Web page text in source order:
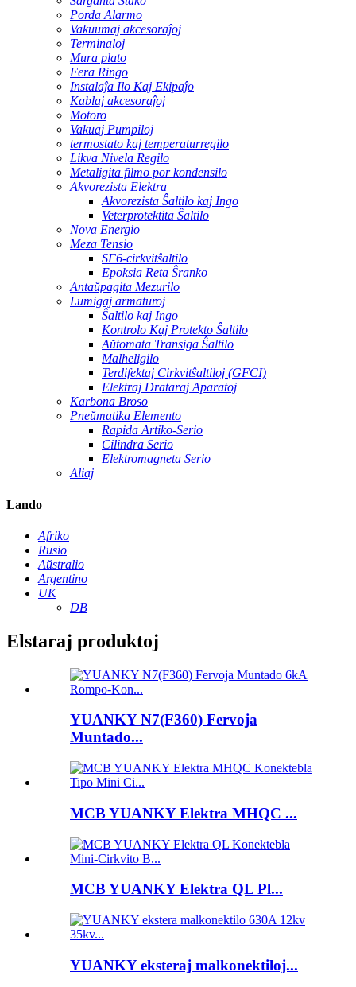
Porda Alarmo
Vakuumaj akcesoraĵoj
Terminaloj
Mura plato
Fera Ringo
Instalaĵa Ilo Kaj Ekipaĵo
Kablaj akcesoraĵoj
Motoro
Vakuaj Pumpiloj
termostato kaj temperaturregilo
Likva Nivela Regilo
Metaligita filmo por kondensilo
Akvorezista Elektra
Akvorezista Ŝaltilo kaj Ingo
Veterprotektita Ŝaltilo
Nova Energio
Meza Tensio
SF6-cirkvitŝaltilo
Epoksia Reta Ŝranko
Antaŭpagita Mezurilo
Lumigaj armaturoj
Ŝaltilo kaj Ingo
Kontrolo Kaj Protekto Ŝaltilo
Aŭtomata Transiga Ŝaltilo
Malheligilo
Terdifektaj Cirkvitŝaltiloj (GFCI)
Elektraj Drataraj Aparatoj
Karbona Broso
Pneŭmatika Elemento
Rapida Artiko-Serio
Cilindra Serio
Elektromagneta Serio
Aliaj
Lando
Afriko
Rusio
Aŭstralio
Argentino
UK
DB
Elstaraj produktoj
YUANKY N7(F360) Fervoja
Muntado...
MCB YUANKY Elektra MHQC ...
MCB YUANKY Elektra QL Pl...
YUANKY eksteraj malkonektiloj...